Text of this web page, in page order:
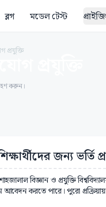
ব্লগ মডেল টেস্ট
প্রযুক্তি
করুন।
জন্য
বিজ্ঞান ও প্রযুক্তি
আবেদন করতে পারে। পুরো